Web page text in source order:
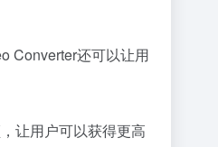
Converter还可以让用
让用户可以获得更高